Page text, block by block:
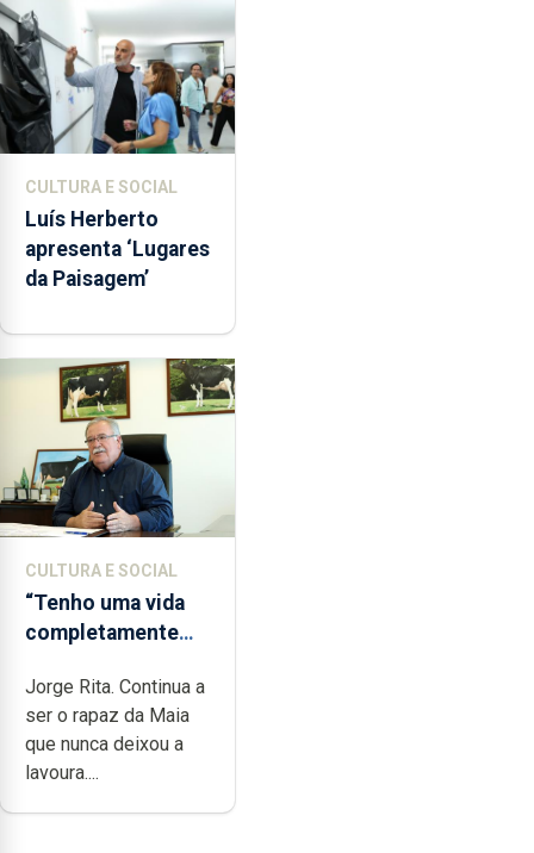
CULTURA E SOCIAL
Luís Herberto
apresenta ‘Lugares
da Paisagem’
CULTURA E SOCIAL
“Tenho uma vida
completamente
dedicação, gosto e
muita paixão”
Jorge Rita. Continua a
ser o rapaz da Maia
que nunca deixou a
lavoura....